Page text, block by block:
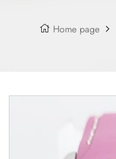
Home page